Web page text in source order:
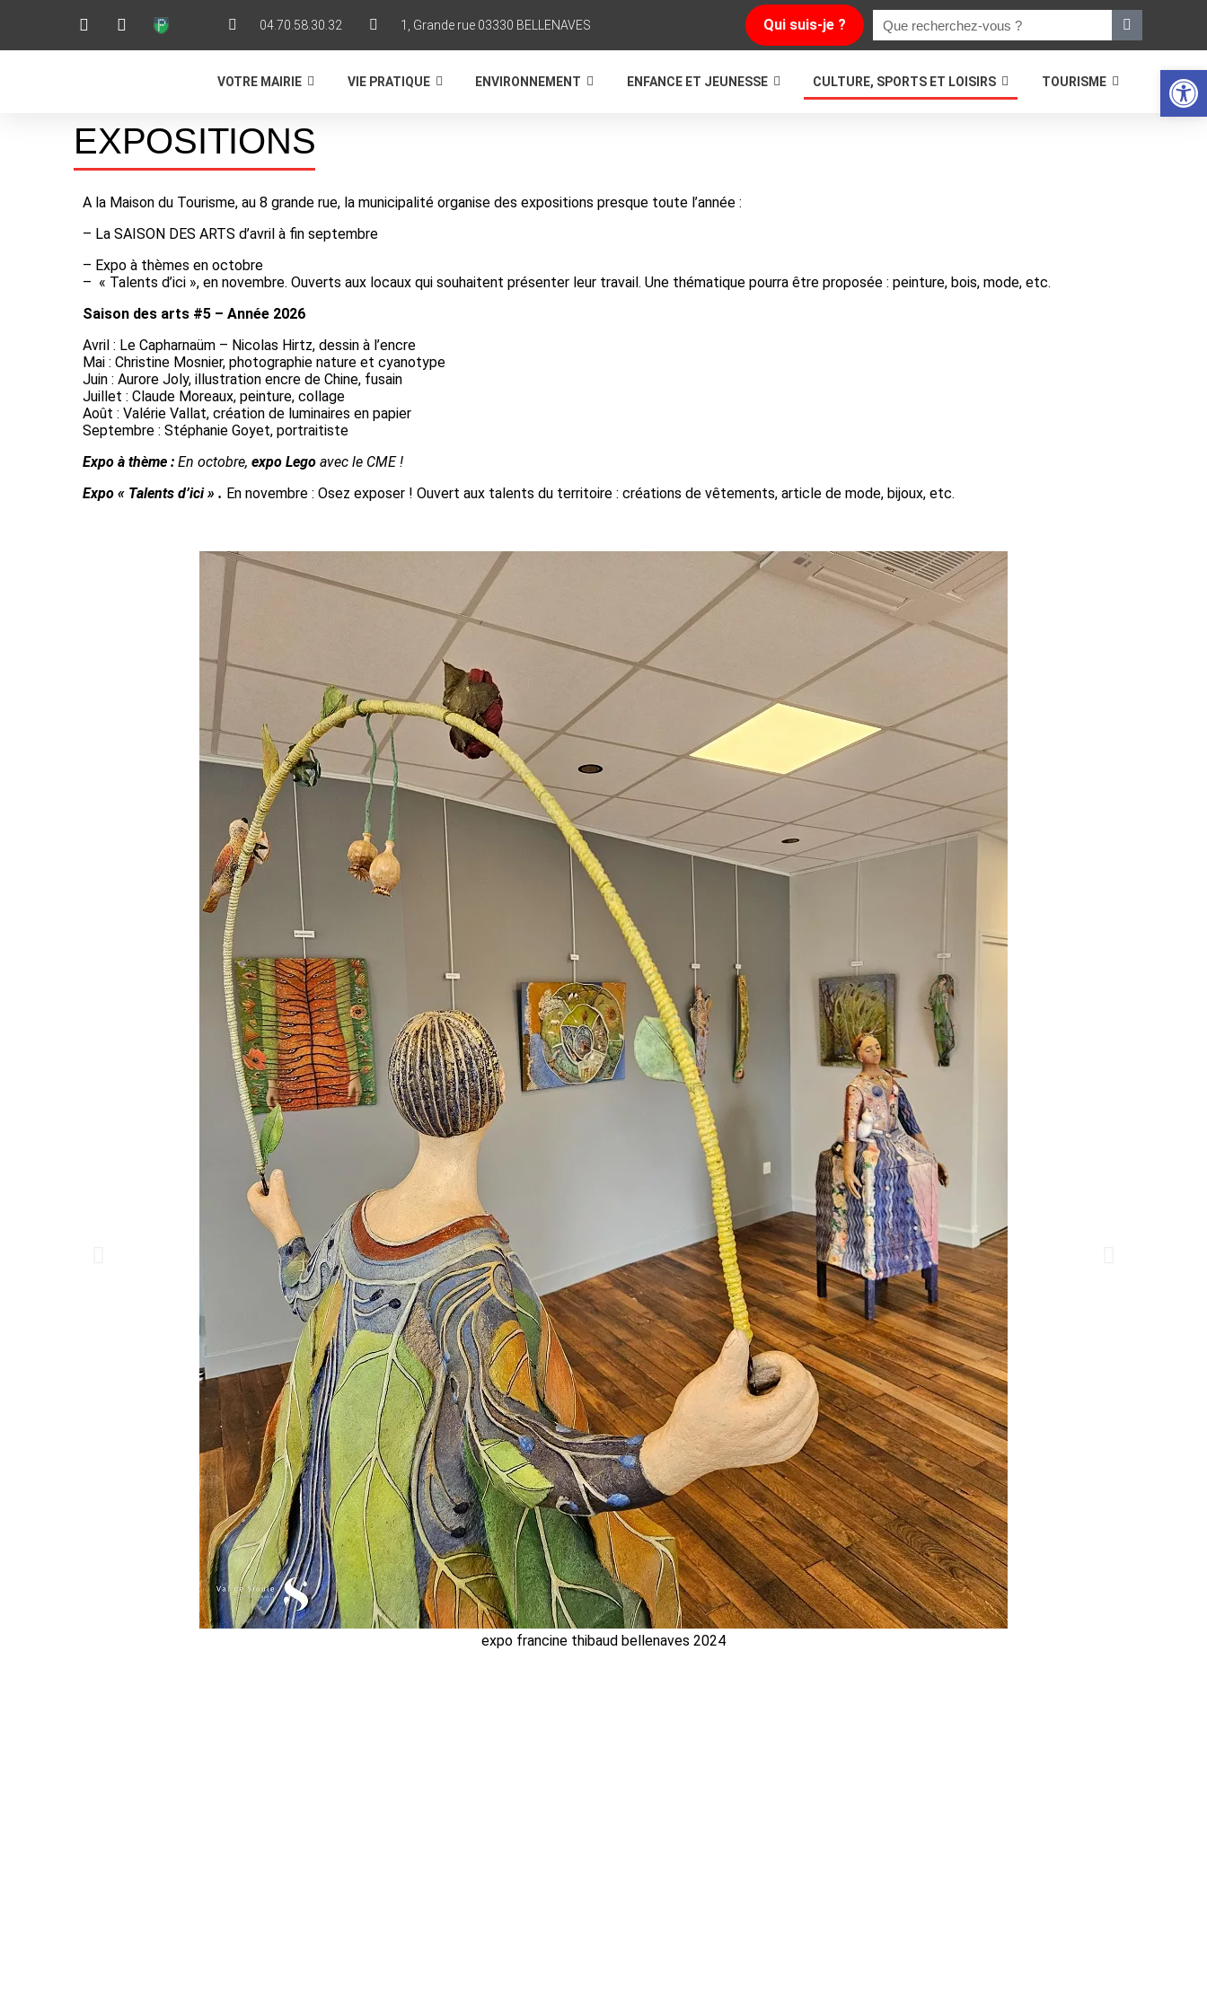
Ouvrir
04.70.58.30.32 1, Grande rue 03330 BELLENAVES Qui suis-je ?
VOTRE MAIRIE VIE PRATIQUE ENVIRONNEMENT ENFANCE ET JEUNESSE CULTURE, SPORTS ET LOISIRS TOURISME
EXPOSITIONS
A la Maison du Tourisme, au 8 grande rue, la municipalité organise des expositions presque toute l’année :
– La SAISON DES ARTS d’avril à fin septembre
– Expo à thèmes en octobre
– « Talents d’ici », en novembre. Ouverts aux locaux qui souhaitent présenter leur travail. Une thématique pourra être proposée : peinture, bois, mode, etc.
Saison des arts #5 – Année 2026
Avril : Le Capharnaüm – Nicolas Hirtz, dessin à l’encre
Mai : Christine Mosnier, photographie nature et cyanotype
Juin : Aurore Joly, illustration encre de Chine, fusain
Juillet : Claude Moreaux, peinture, collage
Août : Valérie Vallat, création de luminaires en papier
Septembre : Stéphanie Goyet, portraitiste
Expo à thème : En octobre, expo Lego avec le CME !
Expo « Talents d’ici » . En novembre : Osez exposer ! Ouvert aux talents du territoire : créations de vêtements, article de mode, bijoux, etc.
expo francine thibaud bellenaves 2024